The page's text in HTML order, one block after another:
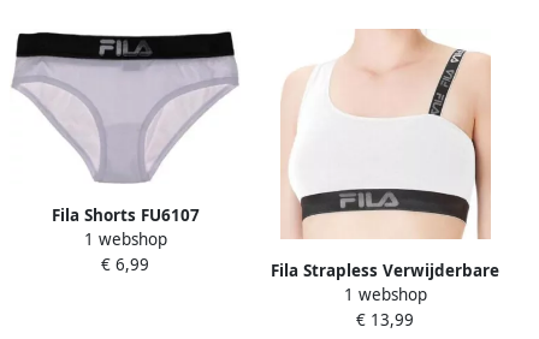
Fila Shorts FU6107
1 webshop
€ 6,99
Fila Strapless Verwijderbare
bandjes FU6105
1 webshop
€ 13,99